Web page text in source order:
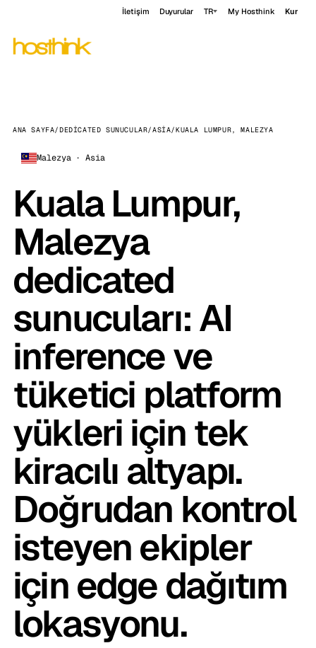
İletişim Duyurular TR My Hosthink Kur
ANA SAYFA/DEDICATED SUNUCULAR/ASIA/KUALA LUMPUR, MALEZYA
Malezya · Asia
Kuala Lumpur,
Malezya
dedicated
sunucuları: AI
inference ve
tüketici platform
yükleri için tek
kiracılı altyapı.
Doğrudan kontrol
isteyen ekipler
için edge dağıtım
lokasyonu.